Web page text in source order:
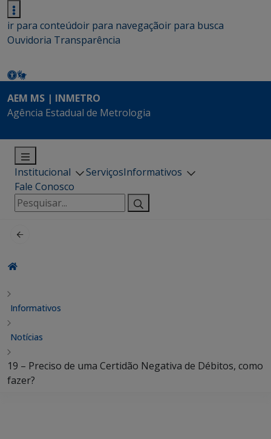
ir para conteúdoir para navegaçãoir para busca
Ouvidoria Transparência
AEM MS | INMETRO
Agência Estadual de Metrologia
Institucional ServiçosInformativos
Fale Conosco
Pesquisar
por:
Informativos
Notícias
19 – Preciso de uma Certidão Negativa de Débitos, como
fazer?